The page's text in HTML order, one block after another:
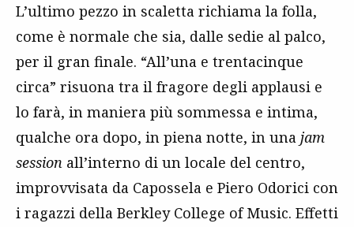
L’ultimo pezzo in scaletta richiama la folla,
come è normale che sia, dalle sedie al palco,
per il gran finale. “All’una e trentacinque
circa” risuona tra il fragore degli applausi e
lo farà, in maniera più sommessa e intima,
qualche ora dopo, in piena notte, in una jam
session all’interno di un locale del centro,
improvvisata da Capossela e Piero Odorici con
i ragazzi della Berkley College of Music. Effetti